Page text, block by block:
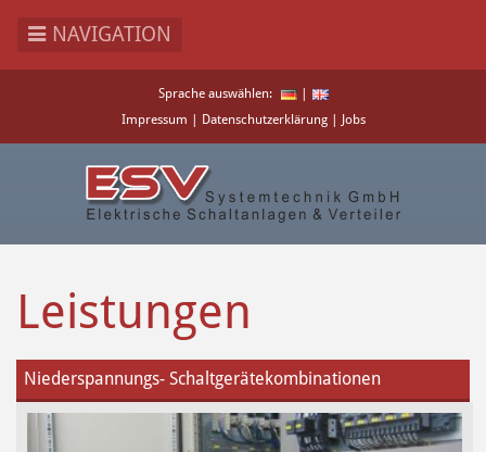
NAVIGATION
Sprache auswählen:
Impressum
Datenschutzerklärung| Jobs
Leistungen
Niederspannungs- Schaltgerätekombinationen